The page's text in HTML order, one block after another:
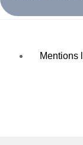
Mentions